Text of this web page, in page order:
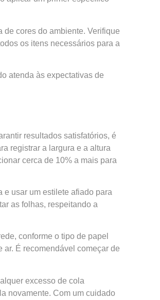
de cores do ambiente. Verifique
os itens necessários para a
atenda às expectativas de
resultados satisfatórios, é
registrar a largura e a altura
cerca de 10% a mais para
e usar um estilete afiado para
as folhas, respeitando a
conforme o tipo de papel
É recomendável começar de
excesso de cola
novamente. Com um cuidado